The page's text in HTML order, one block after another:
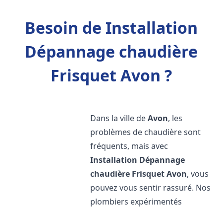
Besoin de Installation
Dépannage chaudière
Frisquet Avon ?
Dans la ville deAvon, les
problèmes de chaudière sont
fréquents, mais avec
Installation Dépannage
chaudière FrisquetAvon, vous
pouvez vous sentir rassuré. Nos
plombiers expérimentés